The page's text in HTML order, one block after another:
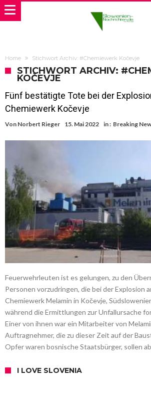
Home Stichwort Archiv: #Chemiewerk Kočevje
STICHWORT ARCHIV:
KOČEVJE
Fünf bestätigte Tote bei der
Chemiewerk Kočevje
Von Norbert Rieger 15. Mai 2022 in : Breaking
Feuerwehrleuten ist es gelungen, zu den
Personen vorzudringen, die bei der Explosion
Chemiewerk Melamin in Kočevje,
während die Ermittlungen zur Unfallursache
Einer von ihnen war ein Mitarbeiter von
Auftragnehmer, die zu dieser Zeit auf der
Opfer waren bosnische Staatsbürger, sollen
I LOVE SLOVENIA